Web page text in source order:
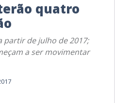
quatro
partir de julho de 2017;
a ser movimentar